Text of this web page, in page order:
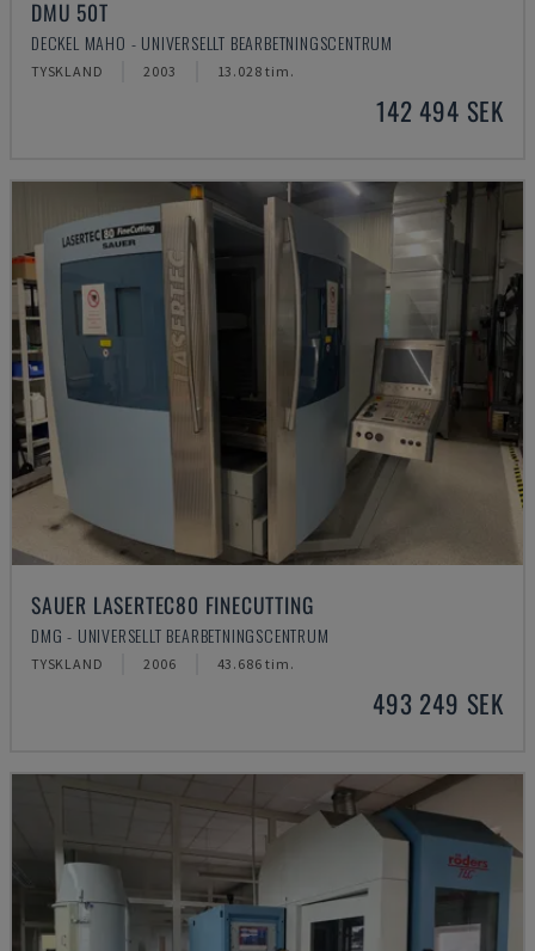
DMU 50T
DECKEL MAHO - UNIVERSELLT BEARBETNINGSCENTRUM
TYSKLAND 2003 13.028 tim.
142 494 SEK
SAUER LASERTEC80 FINECUTTING
DMG - UNIVERSELLT BEARBETNINGSCENTRUM
TYSKLAND 2006 43.686 tim.
493 249 SEK